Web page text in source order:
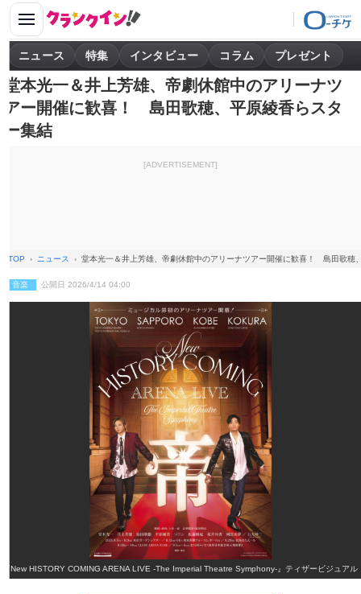
ニュース 特集 インタビュー コラム プレゼント
堂本光一＆井上芳雄、帝劇休館中のアリーナツ
アー開催に歓喜！ 島田歌穂、平原綾香らスタ
ー集結
[ADVERTISEMENT]
TOP ニュース 堂本光一＆井上芳雄、帝劇休館中のアリーナツアー開催に歓喜！ 島田歌穂
音楽 公開日 2026/4/14 04:00
『New HISTORY COMING ARENA LIVE ‐The Imperial Theatre Symphony‐』ティザービジュアル